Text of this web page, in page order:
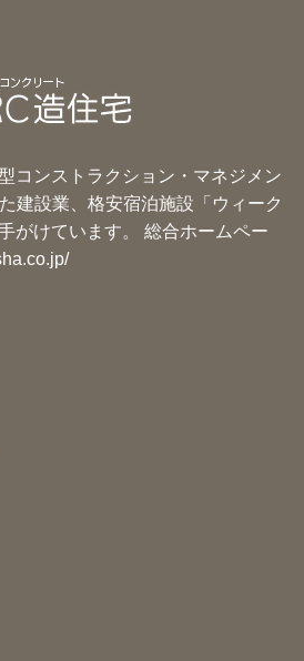
コンストラクション・マネジメン
建設業、格安宿泊施設「ウィーク
がけています。 総合ホームペー